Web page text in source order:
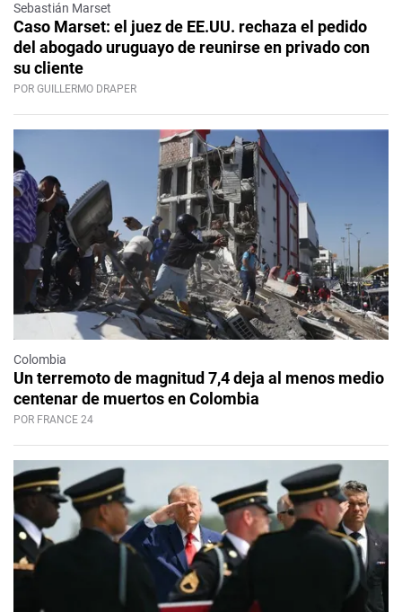
Sebastián Marset
Caso Marset: el juez de EE.UU. rechaza el pedido
del abogado uruguayo de reunirse en privado con
su cliente
POR GUILLERMO DRAPER
Colombia
Un terremoto de magnitud 7,4 deja al menos medio
centenar de muertos en Colombia
POR FRANCE 24